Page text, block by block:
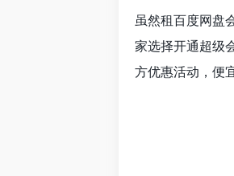
虽然租百度网盘
家选择开通超级
方优惠活动，便